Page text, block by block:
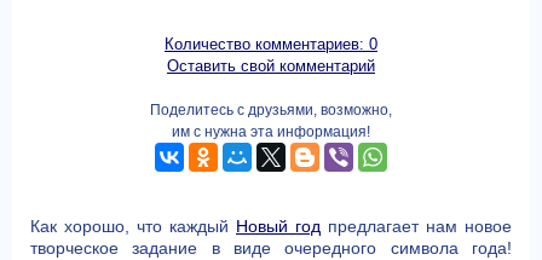
Количество комментариев: 0
Оставить свой комментарий
Поделитесь с друзьями, возможно,
им с нужна эта информация!
Как хорошо, что каждый Новый год предлагает нам новое
творческое задание в виде очередного символа года!